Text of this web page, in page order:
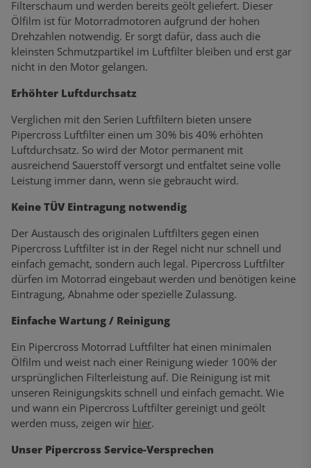
Filterschaum und werden bereits geölt geliefert. Dieser
Ölfilm ist für Motorradmotoren aufgrund der hohen
Drehzahlen notwendig. Er sorgt dafür, dass auch die
kleinsten Schmutzpartikel im Luftfilter bleiben und erst gar
nicht in den Motor gelangen.
Erhöhter Luftdurchsatz
Verglichen mit den Serien Luftfiltern bieten unsere
Pipercross Luftfilter einen um 30% bis 40% erhöhten
Luftdurchsatz. So wird der Motor permanent mit
ausreichend Sauerstoff versorgt und entfaltet seine volle
Leistung immer dann, wenn sie gebraucht wird.
Keine TÜV Eintragung notwendig
Der Austausch des originalen Luftfilters gegen einen
Pipercross Luftfilter ist in der Regel nicht nur schnell und
einfach gemacht, sondern auch legal. Pipercross Luftfilter
dürfen im Motorrad eingebaut werden und benötigen keine
Eintragung, Abnahme oder spezielle Zulassung.
Einfache Wartung / Reinigung
Ein Pipercross Motorrad Luftfilter hat einen minimalen
Ölfilm und weist nach einer Reinigung wieder 100% der
ursprünglichen Filterleistung auf. Die Reinigung ist mit
unseren Reinigungskits schnell und einfach gemacht. Wie
und wann ein Pipercross Luftfilter gereinigt und geölt
werden muss, zeigen wir hier.
Unser Pipercross Service-Versprechen